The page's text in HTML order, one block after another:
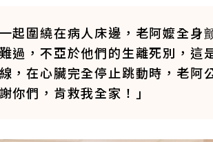
起圍繞在病人床邊，老阿嬤全身
過，不亞於他們的生離死別，這
，在心臟完全停止跳動時，老阿
你們，肯救我全家！」